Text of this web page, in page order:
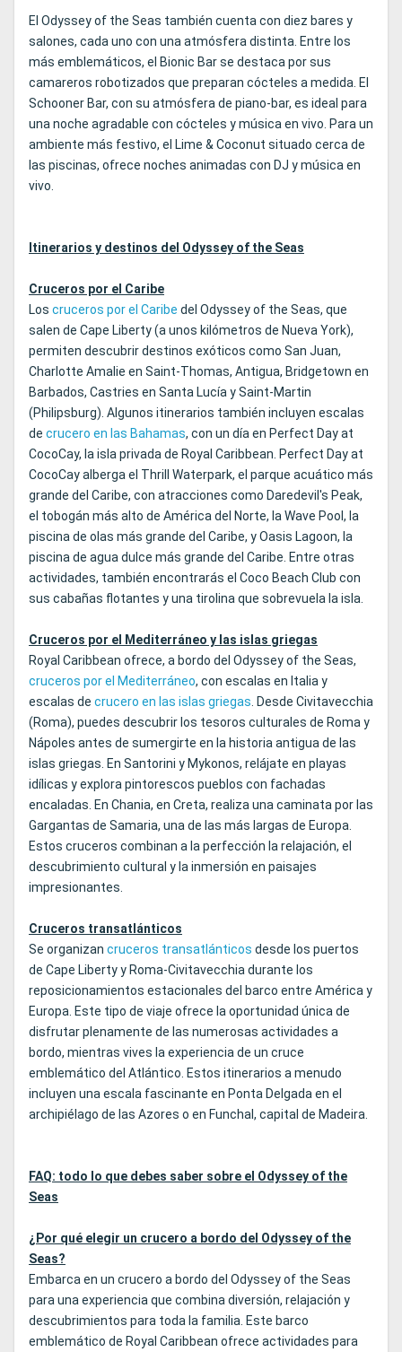
El Odyssey of the Seas también cuenta con diez bares y
salones, cada uno con una atmósfera distinta. Entre los
más emblemáticos, el Bionic Bar se destaca por sus
camareros robotizados que preparan cócteles a medida. El
Schooner Bar, con su atmósfera de piano-bar, es ideal para
una noche agradable con cócteles y música en vivo. Para un
ambiente más festivo, el Lime & Coconut situado cerca de
las piscinas, ofrece noches animadas con DJ y música en
vivo.
Itinerarios y destinos del Odyssey of the Seas
Cruceros por el Caribe
Los cruceros por el Caribe del Odyssey of the Seas, que
salen de Cape Liberty (a unos kilómetros de Nueva York),
permiten descubrir destinos exóticos como San Juan,
Charlotte Amalie en Saint-Thomas, Antigua, Bridgetown en
Barbados, Castries en Santa Lucía y Saint-Martin
(Philipsburg). Algunos itinerarios también incluyen escalas
de crucero en las Bahamas, con un día en Perfect Day at
CocoCay, la isla privada de Royal Caribbean. Perfect Day at
CocoCay alberga el Thrill Waterpark, el parque acuático más
grande del Caribe, con atracciones como Daredevil's Peak,
el tobogán más alto de América del Norte, la Wave Pool, la
piscina de olas más grande del Caribe, y Oasis Lagoon, la
piscina de agua dulce más grande del Caribe. Entre otras
actividades, también encontrarás el Coco Beach Club con
sus cabañas flotantes y una tirolina que sobrevuela la isla.
Cruceros por el Mediterráneo y las islas griegas
Royal Caribbean ofrece, a bordo del Odyssey of the Seas,
cruceros por el Mediterráneo, con escalas en Italia y
escalas de crucero en las islas griegas. Desde Civitavecchia
(Roma), puedes descubrir los tesoros culturales de Roma y
Nápoles antes de sumergirte en la historia antigua de las
islas griegas. En Santorini y Mykonos, relájate en playas
idílicas y explora pintorescos pueblos con fachadas
encaladas. En Chania, en Creta, realiza una caminata por las
Gargantas de Samaria, una de las más largas de Europa.
Estos cruceros combinan a la perfección la relajación, el
descubrimiento cultural y la inmersión en paisajes
impresionantes.
Cruceros transatlánticos
Se organizan cruceros transatlánticos desde los puertos
de Cape Liberty y Roma-Civitavecchia durante los
reposicionamientos estacionales del barco entre América y
Europa. Este tipo de viaje ofrece la oportunidad única de
disfrutar plenamente de las numerosas actividades a
bordo, mientras vives la experiencia de un cruce
emblemático del Atlántico. Estos itinerarios a menudo
incluyen una escala fascinante en Ponta Delgada en el
archipiélago de las Azores o en Funchal, capital de Madeira.
FAQ: todo lo que debes saber sobre el Odyssey of the
Seas
¿Por qué elegir un crucero a bordo del Odyssey of the
Seas?
Embarca en un crucero a bordo del Odyssey of the Seas
para una experiencia que combina diversión, relajación y
descubrimientos para toda la familia. Este barco
emblemático de Royal Caribbean ofrece actividades para